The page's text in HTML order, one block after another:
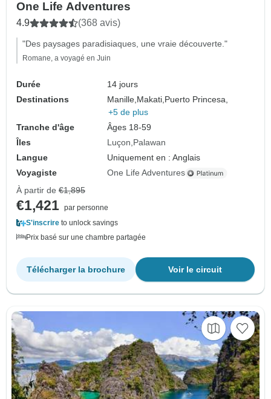
One Life Adventures
4.9 (368 avis)
"Des paysages paradisiaques, une vraie découverte."
Romane, a voyagé en Juin
Durée
14 jours
Destinations
Manille, Makati, Puerto Princesa,
+5 de plus
Tranche d'âge
Âges 18-59
Îles
Luçon Palawan
Langue
Uniquement en : Anglais
Voyagiste
One Life Adventures
À partir de €1,895
€1,421 par personne
S'inscrire to unlock savings
Prix basé sur une chambre partagée
Voir le circuit
Télécharger la brochure